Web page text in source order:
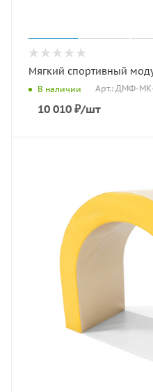
Мягкий спортивный
В наличии Арт.: ДМФ-
10 010 ₽/шт